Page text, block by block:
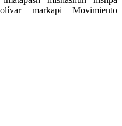
markapi Movimiento